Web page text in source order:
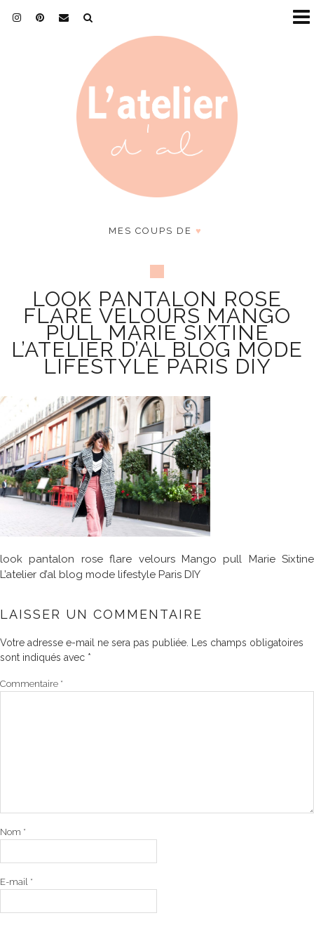
MES COUPS DE ♥
LOOK PANTALON ROSE
FLARE VELOURS MANGO
PULL MARIE SIXTINE
L’ATELIER D’AL BLOG MODE
LIFESTYLE PARIS DIY
look pantalon rose flare velours Mango pull Marie Sixtine
L’atelier d’al blog mode lifestyle Paris DIY
LAISSER UN COMMENTAIRE
Votre adresse e-mail ne sera pas publiée.
Les champs obligatoires
sont indiqués avec *
Commentaire *
Nom *
E-mail *